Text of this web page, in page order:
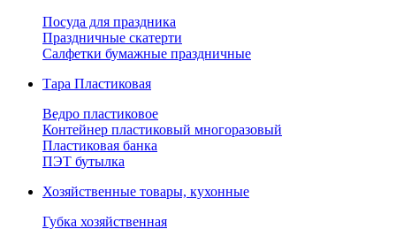
Посуда для праздника
Праздничные скатерти
Салфетки бумажные праздничные
Тара Пластиковая
Ведро пластиковое
Контейнер пластиковый многоразовый
Пластиковая банка
ПЭТ бутылка
Хозяйственные товары, кухонные
Губка хозяйственная